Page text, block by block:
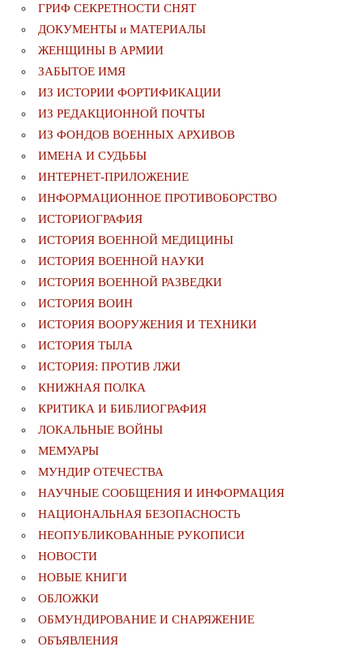
ГРИФ СЕКРЕТНОСТИ СНЯТ
ДОКУМЕНТЫ и МАТЕРИАЛЫ
ЖЕНЩИНЫ В АРМИИ
ЗАБЫТОЕ ИМЯ
ИЗ ИСТОРИИ ФОРТИФИКАЦИИ
ИЗ РЕДАКЦИОННОЙ ПОЧТЫ
ИЗ ФОНДОВ ВОЕННЫХ АРХИВОВ
ИМЕНА И СУДЬБЫ
ИНТЕРНЕТ-ПРИЛОЖЕНИЕ
ИНФОРМАЦИОННОЕ ПРОТИВОБОРСТВО
ИСТОРИОГРАФИЯ
ИСТОРИЯ ВОЕННОЙ МЕДИЦИНЫ
ИСТОРИЯ ВОЕННОЙ НАУКИ
ИСТОРИЯ ВОЕННОЙ РАЗВЕДКИ
ИСТОРИЯ ВОИН
ИСТОРИЯ ВООРУЖЕНИЯ И ТЕХНИКИ
ИСТОРИЯ ТЫЛА
ИСТОРИЯ: ПРОТИВ ЛЖИ
КНИЖНАЯ ПОЛКА
КРИТИКА И БИБЛИОГРАФИЯ
ЛОКАЛЬНЫЕ ВОЙНЫ
МЕМУАРЫ
МУНДИР ОТЕЧЕСТВА
НАУЧНЫЕ СООБЩЕНИЯ И ИНФОРМАЦИЯ
НАЦИОНАЛЬНАЯ БЕЗОПАСНОСТЬ
НЕОПУБЛИКОВАННЫЕ РУКОПИСИ
НОВОСТИ
НОВЫЕ КНИГИ
ОБЛОЖКИ
ОБМУНДИРОВАНИЕ И СНАРЯЖЕНИЕ
ОБЪЯВЛЕНИЯ